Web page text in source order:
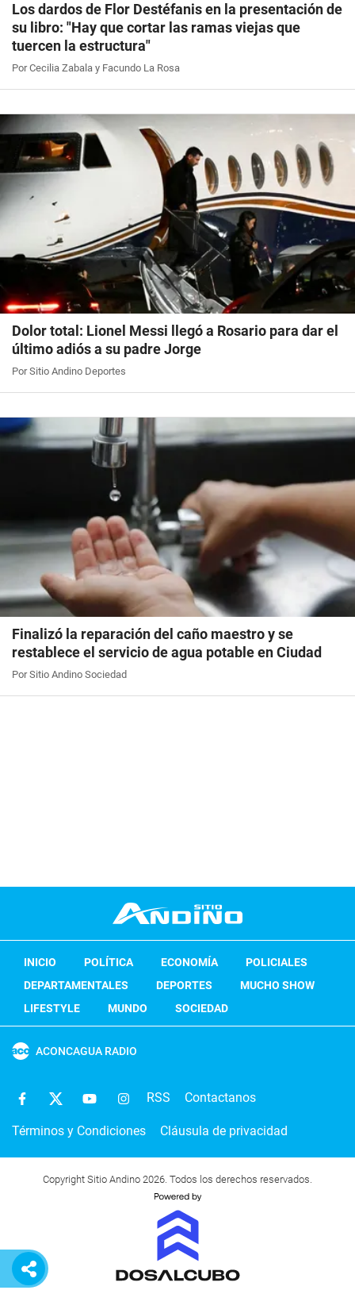
Los dardos de Flor Destéfanis en la presentación de
su libro: "Hay que cortar las ramas viejas que
tuercen la estructura"
Por Cecilia Zabala y Facundo La Rosa
Dolor total: Lionel Messi llegó a Rosario para dar el
último adiós a su padre Jorge
Por Sitio Andino Deportes
Finalizó la reparación del caño maestro y se
restablece el servicio de agua potable en Ciudad
Por Sitio Andino Sociedad
INICIO POLÍTICA ECONOMÍA
POLICIALES
DEPARTAMENTALES
DEPORTES
MUCHO SHOW
LIFESTYLE
MUNDO SOCIEDAD
ACONCAGUA RADIO
RSS Contactanos
Términos y Condiciones Cláusula de privacidad
Copyright Sitio Andino 2026. Todos los derechos reservados.